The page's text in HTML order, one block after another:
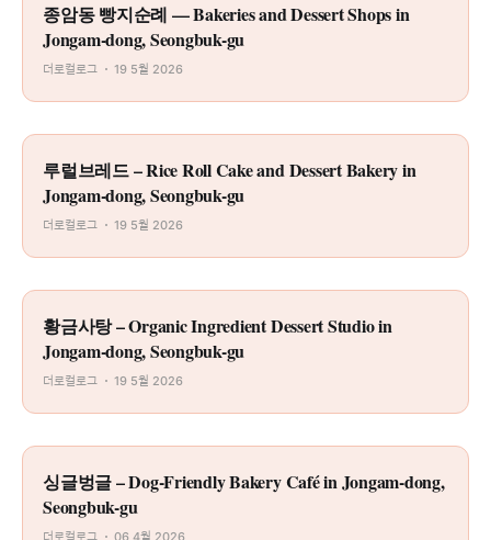
종암동 빵지순례 — Bakeries and Dessert Shops in
Jongam-dong, Seongbuk-gu
더로컬로그 19 5월 2026
루럴브레드 – Rice Roll Cake and Dessert Bakery in
Jongam-dong, Seongbuk-gu
더로컬로그 19 5월 2026
황금사탕 – Organic Ingredient Dessert Studio in
Jongam-dong, Seongbuk-gu
더로컬로그 19 5월 2026
싱글벙글 – Dog-Friendly Bakery Café in Jongam-dong,
Seongbuk-gu
더로컬로그 06 4월 2026